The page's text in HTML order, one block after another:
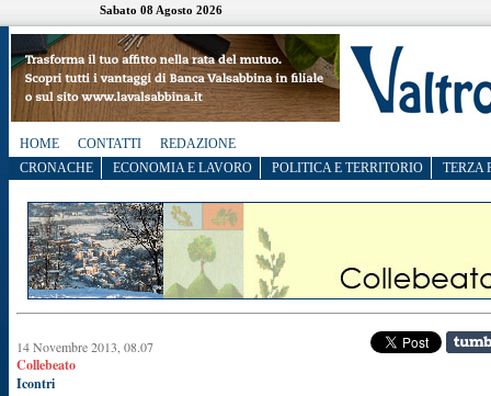
Sabato 08 Agosto 2026
HOME CONTATTI
REDAZIONE
CRONACHE
ECONOMIA E LAVORO POLITICA E TERRITORIO TERZA
14 Novembre 2013, 08.07
Collebeato
Icontri